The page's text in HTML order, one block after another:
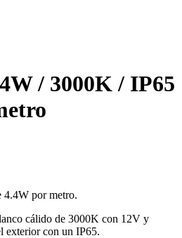
/ 3000K / IP65
4.4W por metro.
cálido de 3000K con 12V y
exterior con un IP65.